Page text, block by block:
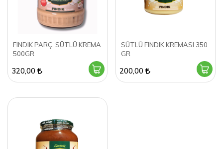
FINDIK PARÇ. SÜTLÜ KREMA
500GR
320,00
SÜTLÜ FINDIK KREMASI 350
GR
200,00